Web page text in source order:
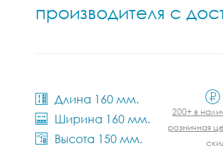
производителя с
Длина 160 мм.
Ширина 160 мм.
Высота 150 мм.
200+ в
розничная